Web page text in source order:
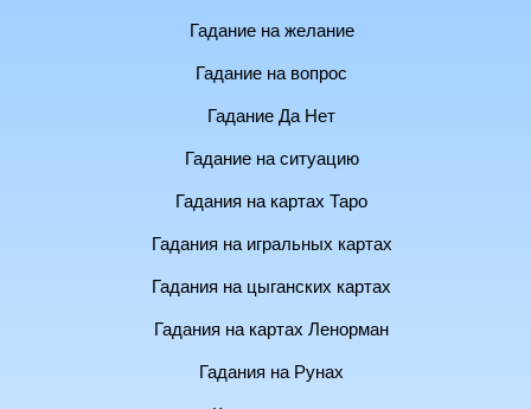
Гадание на желание
Гадание на вопрос
Гадание Да Нет
Гадание на ситуацию
Гадания на картах Таро
Гадания на игральных картах
Гадания на цыганских картах
Гадания на картах Ленорман
Гадания на Рунах